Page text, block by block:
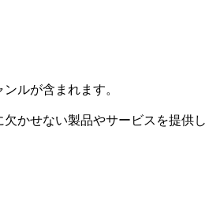
ルが含まれます。
かせない製品やサービスを提供し